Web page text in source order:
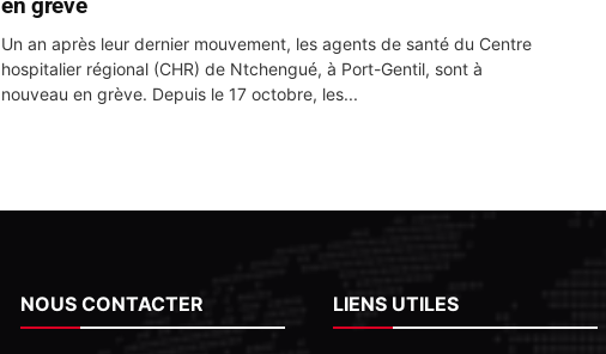
en grève
Un an après leur dernier mouvement, les agents de santé du Centre
hospitalier régional (CHR) de Ntchengué, à Port-Gentil, sont à
nouveau en grève. Depuis le 17 octobre, les...
NOUS CONTACTER LIENS UTILES